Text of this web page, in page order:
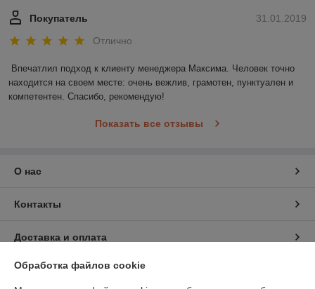
31.01.2019
Покупатель
Отлично
Впечатлил подход к клиенту менеджера Максима. Человек точно
находится на своем месте: очень вежлив, грамотен, пунктуален и
компетентен. Спасибо, рекомендую!
Показать все отзывы
О нас
Контакты
Доставка и оплата
График работы
Обработка файлов cookie